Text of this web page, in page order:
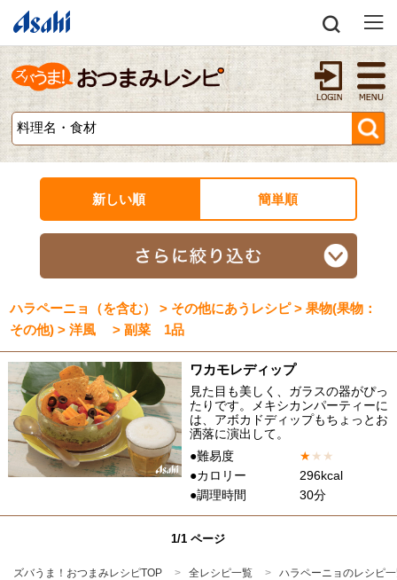
新しい順 簡単順
ハラペーニョ（を含む） > その他にあうレシピ > 果物(果物：
その他) > 洋風 > 副菜 1品
ワカモレディップ
見た目も美しく、ガラスの器がぴっ
たりです。メキシカンパーティーに
は、アボカドディップもちょっとお
洒落に演出して。
●難易度
★★ ★
●カロリー
296kcal
●調理時間
30分
1/1 ページ
ズバうま！おつまみレシピTOP 全レシピ一覧
ハラペーニョのレシピ